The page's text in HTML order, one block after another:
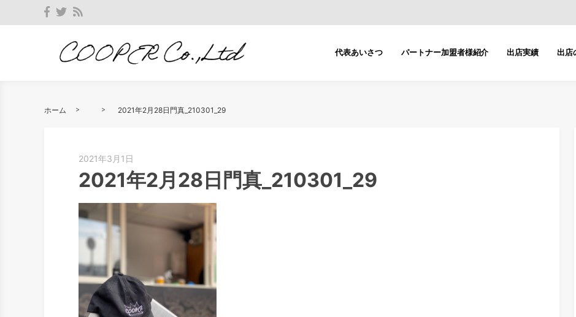
代表あいさつ パートナー加盟者様紹介 出店実績 出店
ホーム 2021年2月28日門真_210301_29
2021年3月1日
2021年2月28日門真_210301_29